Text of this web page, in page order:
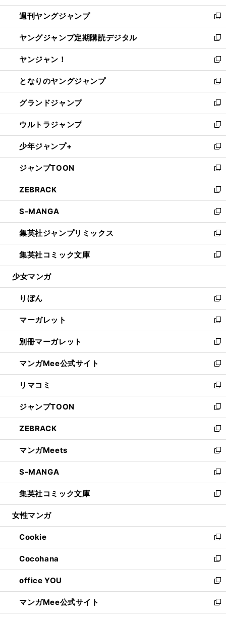
開
く
ウ
で
開
く
ン
ド
ウ
で
開
く
ウ
ィ
ン
ド
ウ
で
開
く
週刊ヤングジャンプ
新
し
い
ウ
ィ
ン
ド
ウ
で
開
く
ヤングジャンプ定期購読デジタル
新
し
い
ウ
ィ
ン
ド
ウ
で
開
く
ヤンジャン！
新
し
い
ウ
ィ
ン
ド
ウ
で
開
く
となりのヤングジャンプ
新
し
い
ウ
ィ
ン
ド
ウ
で
開
く
グランドジャンプ
新
し
い
ウ
ィ
ン
ド
ウ
で
開
く
ウルトラジャンプ
新
し
い
ウ
ィ
ン
ド
ウ
で
開
く
少年ジャンプ+
新
し
い
ウ
ィ
ン
ド
ウ
で
開
く
ジャンプTOON
新
し
い
ウ
ィ
ン
ド
ウ
で
開
ZEBRACK
新
し
い
ウ
ィ
ン
ド
ウ
開
く
S-MANGA
新
し
い
ウ
ィ
ン
ウ
で
開
く
集英社ジャンプリミックス
新
し
い
ウ
ン
ド
ウ
で
開
く
集英社コミック文庫
新
し
ウ
ィ
ン
ド
ウ
で
開
く
少女マンガ
りぼん
新
し
い
ウ
ィ
ン
ド
ウ
で
開
く
マーガレット
新
し
い
ウ
ィ
ン
ド
ウ
で
開
く
別冊マーガレット
新
し
い
ウ
ィ
ン
ド
ウ
で
開
く
マンガMee公式サイト
新
し
い
ウ
ィ
ン
ド
ウ
で
開
く
リマコミ
新
し
い
ウ
ィ
ン
ド
ウ
で
開
く
ジャンプTOON
新
し
い
ウ
ィ
ン
ド
ウ
で
開
ZEBRACK
新
し
い
ウ
ィ
ン
ド
ウ
開
く
マンガMeets
新
し
い
ウ
ィ
ン
ウ
で
開
く
S-MANGA
新
し
い
ウ
ン
ド
ウ
で
開
く
集英社コミック文庫
新
し
ウ
ィ
ン
ド
ウ
で
開
く
女性マンガ
Cookie
新
し
い
ウ
ィ
ン
ド
ウ
Cocohana
新
し
い
ウ
ィ
ン
office YOU
新
し
い
ウ
マンガMee公式サイト
新
し